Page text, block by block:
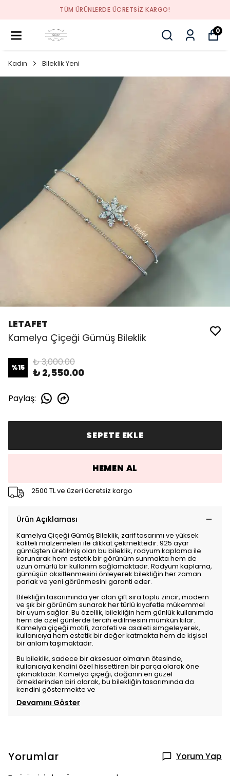
TÜM ÜRÜNLERDE ÜCRETSİZ KARGO!
0
Kadın Bileklik Yeni
LETAFET
Kamelya Çiçeği Gümüş Bileklik
%15 ₺ 3,000.00
₺ 2,550.00
Paylaş:
SEPETE EKLE
HEMEN AL
2500 TL ve üzeri ücretsiz kargo
Ürün Açıklaması
Kamelya Çiçeği Gümüş Bileklik, zarif tasarımı ve yüksek
kaliteli malzemeleri ile dikkat çekmektedir. 925 ayar
gümüşten üretilmiş olan bu bileklik, rodyum kaplama ile
korunarak hem estetik bir görünüm sunmakta hem de
uzun ömürlü bir kullanım sağlamaktadır. Rodyum kaplama,
gümüşün oksitlenmesini önleyerek bilekliğin her zaman
parlak ve yeni görünmesini garanti eder.
Bilekliğin tasarımında yer alan çift sıra toplu zincir, modern
ve şık bir görünüm sunarak her türlü kıyafetle mükemmel
bir uyum sağlar. Bu özellik, bilekliğin hem günlük kullanımda
hem de özel günlerde tercih edilmesini mümkün kılar.
Kamelya çiçeği motifi, zarafeti ve asaleti simgeleyerek,
kullanıcıya hem estetik bir değer katmakta hem de kişisel
bir anlam taşımaktadır.
Bu bileklik, sadece bir aksesuar olmanın ötesinde,
kullanıcıya kendini özel hissettiren bir parça olarak öne
çıkmaktadır. Kamelya çiçeği, doğanın en güzel
örneklerinden biri olarak, bu bilekliğin tasarımında da
kendini göstermekte ve
Devamını Göster
Yorumlar Yorum Yap